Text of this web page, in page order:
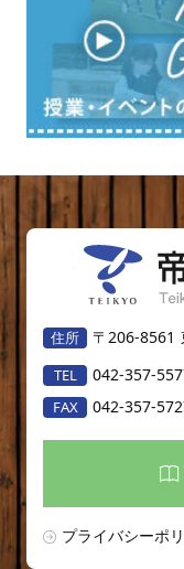
〒206-8561
042-357-
042-357-
プライバシーポ